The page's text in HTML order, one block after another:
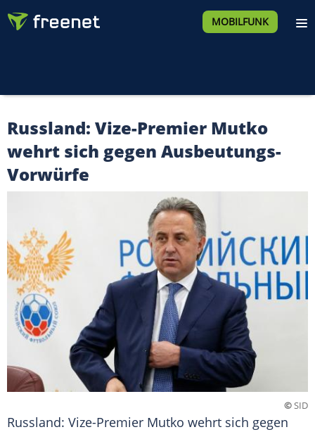
MOBILFUNK
Russland: Vize-Premier Mutko
wehrt sich gegen Ausbeutungs-
Vorwürfe
©SID
Russland: Vize-Premier Mutko wehrt sich gegen